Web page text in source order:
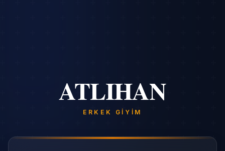
ATLIHAN
ERKEK GIYIM